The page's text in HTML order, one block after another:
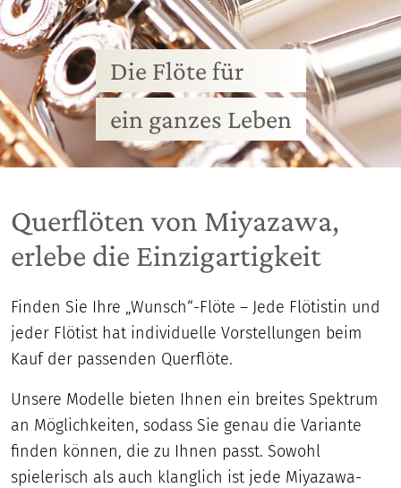
Die Flöte für
ein ganzes Leben
Querflöten von Miyazawa,
erlebe die Einzigartigkeit
Finden Sie Ihre „Wunsch“-Flöte – Jede Flötistin und
jeder Flötist hat individuelle Vorstellungen beim
Kauf der passenden Querflöte.
Unsere Modelle bieten Ihnen ein breites Spektrum
an Möglichkeiten, sodass Sie genau die Variante
finden können, die zu Ihnen passt. Sowohl
spielerisch als auch klanglich ist jede Miyazawa-